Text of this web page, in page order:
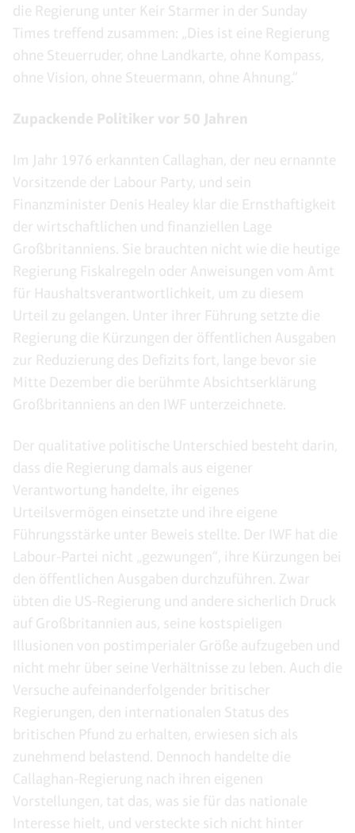
die Regierung unter Keir Starmer in der Sunday
Times treffend zusammen: „Dies ist eine Regierung
ohne Steuerruder, ohne Landkarte, ohne Kompass,
ohne Vision, ohne Steuermann, ohne Ahnung.“
Zupackende Politiker vor 50 Jahren
Im Jahr 1976 erkannten Callaghan, der neu ernannte
Vorsitzende der Labour Party, und sein
Finanzminister Denis Healey klar die Ernsthaftigkeit
der wirtschaftlichen und finanziellen Lage
Großbritanniens. Sie brauchten nicht wie die heutige
Regierung Fiskalregeln oder Anweisungen vom Amt
für Haushaltsverantwortlichkeit, um zu diesem
Urteil zu gelangen. Unter ihrer Führung setzte die
Regierung die Kürzungen der öffentlichen Ausgaben
zur Reduzierung des Defizits fort, lange bevor sie
Mitte Dezember die berühmte Absichtserklärung
Großbritanniens an den IWF unterzeichnete.
Der qualitative politische Unterschied besteht darin,
dass die Regierung damals aus eigener
Verantwortung handelte, ihr eigenes
Urteilsvermögen einsetzte und ihre eigene
Führungsstärke unter Beweis stellte. Der IWF hat die
Labour-Partei nicht „gezwungen“, ihre Kürzungen bei
den öffentlichen Ausgaben durchzuführen. Zwar
übten die US-Regierung und andere sicherlich Druck
auf Großbritannien aus, seine kostspieligen
Illusionen von postimperialer Größe aufzugeben und
nicht mehr über seine Verhältnisse zu leben. Auch die
Versuche aufeinanderfolgender britischer
Regierungen, den internationalen Status des
britischen Pfund zu erhalten, erwiesen sich als
zunehmend belastend. Dennoch handelte die
Callaghan-Regierung nach ihren eigenen
Vorstellungen, tat das, was sie für das nationale
Interesse hielt, und versteckte sich nicht hinter